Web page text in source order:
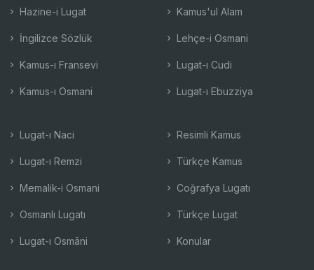
Hazine-i Lugat
İngilizce Sözlük
Kamus-ı Fransevi
Kamus-ı Osmani
Kamus'ul Alam
Lehçe-i Osmani
Lugat-ı Cudi
Lugat-ı Ebuzziya
Lugat-ı Naci
Lugat-ı Remzi
Memalik-i Osmani
Osmanlı Lugatı
Lugat-ı Osmâni
Resimli Kamus
Türkçe Kamus
Coğrafya Lugatı
Türkçe Lugat
Konular